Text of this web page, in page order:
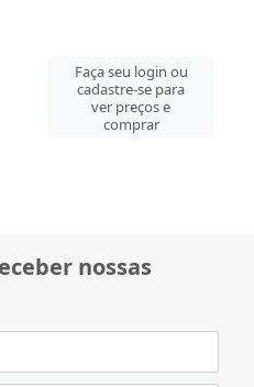
Faça seu login ou
cadastre-se para
ver preços e
comprar
nossas